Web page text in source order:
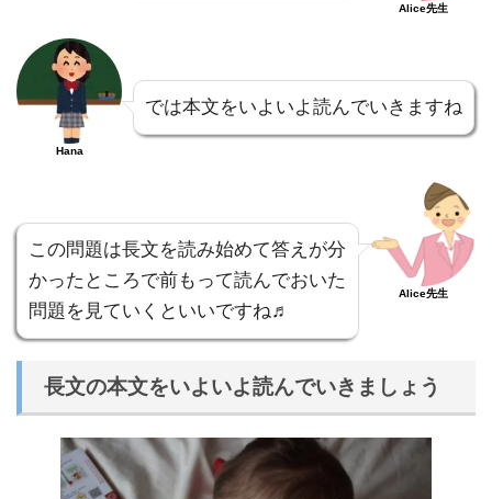
Alice先生
Hana
では本文をいよいよ読んでいきますね
この問題は長文を読み始めて答えが分
かったところで前もって読んでおいた
問題を見ていくといいですね♬
Alice先生
長文の本文をいよいよ読んでいきましょう